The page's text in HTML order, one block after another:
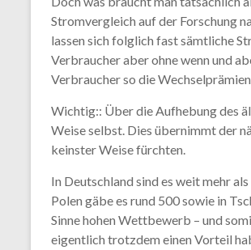
Stromvergleich auf der Forschung
lassen sich folglich fast sämtliche
Verbraucher aber ohne wenn und
Verbraucher so die
Wichtig:: Über die Aufhebung des
Weise selbst. Dies übernimmt der
keinster Weise fürchten.
In Deutschland sind es weit mehr
Polen gäbe es rund 500 sowie in
Sinne hohen Wettbewerb – und
eigentlich trotzdem einen Vorteil